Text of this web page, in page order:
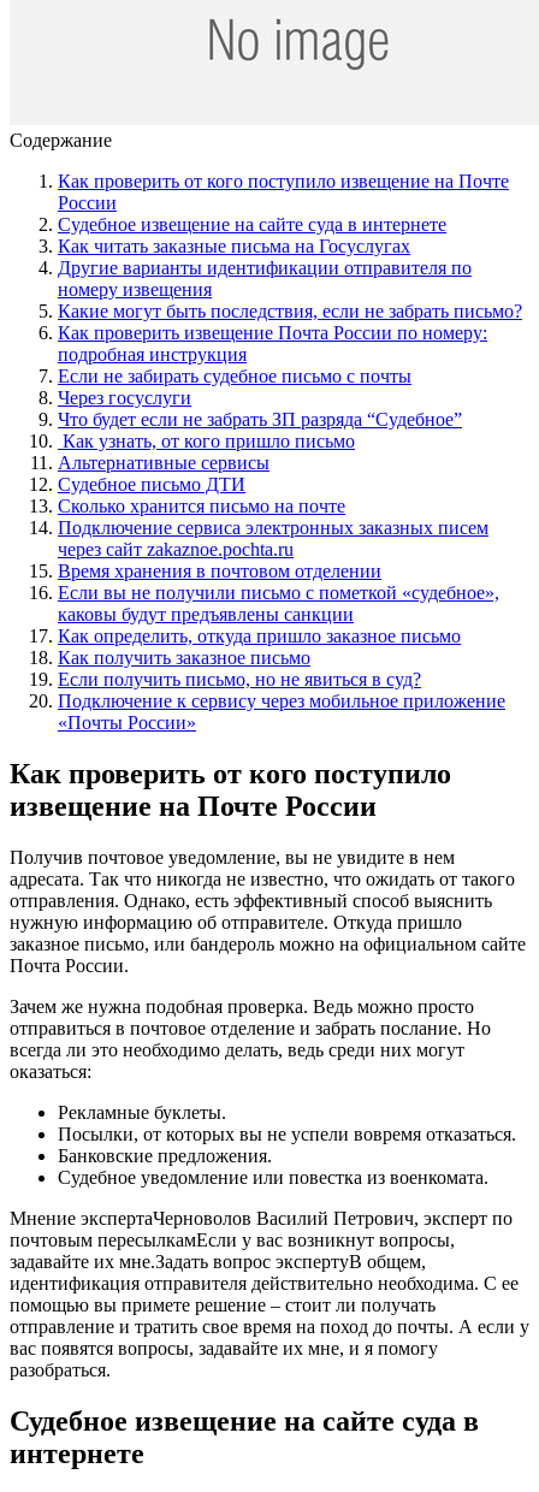
Содержание
Как проверить от кого поступило извещение на Почте
России
Судебное извещение на сайте суда в интернете
Как читать заказные письма на Госуслугах
Другие варианты идентификации отправителя по
номеру извещения
Какие могут быть последствия, если не забрать письмо?
Как проверить извещение Почта России по номеру:
подробная инструкция
Если не забирать судебное письмо с почты
Через госуслуги
Что будет если не забрать ЗП разряда “Судебное”
‍ Как узнать, от кого пришло письмо
Альтернативные сервисы
Судебное письмо ДТИ
Сколько хранится письмо на почте
Подключение сервиса электронных заказных писем
через сайт zakaznoe.pochta.ru
Время хранения в почтовом отделении
Если вы не получили письмо с пометкой «судебное»,
каковы будут предъявлены санкции
Как определить, откуда пришло заказное письмо
Как получить заказное письмо
Если получить письмо, но не явиться в суд?
Подключение к сервису через мобильное приложение
«Почты России»
Как проверить от кого поступило
извещение на Почте России
Получив почтовое уведомление, вы не увидите в нем
адресата. Так что никогда не известно, что ожидать от такого
отправления. Однако, есть эффективный способ выяснить
нужную информацию об отправителе. Откуда пришло
заказное письмо, или бандероль можно на официальном сайте
Почта России.
Зачем же нужна подобная проверка. Ведь можно просто
отправиться в почтовое отделение и забрать послание. Но
всегда ли это необходимо делать, ведь среди них могут
оказаться:
Рекламные буклеты.
Посылки, от которых вы не успели вовремя отказаться.
Банковские предложения.
Судебное уведомление или повестка из военкомата.
Мнение экспертаЧерноволов Василий Петрович, эксперт по
почтовым пересылкамЕсли у вас возникнут вопросы,
задавайте их мне.Задать вопрос экспертуВ общем,
идентификация отправителя действительно необходима. С ее
помощью вы примете решение – стоит ли получать
отправление и тратить свое время на поход до почты. А если у
вас появятся вопросы, задавайте их мне, и я помогу
разобраться.
Судебное извещение на сайте суда в
интернете